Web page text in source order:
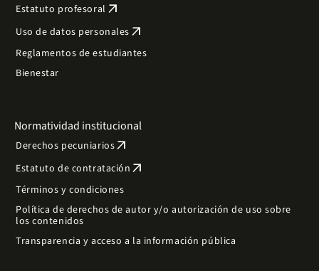
Estatuto profesoral arrow_outward
Uso de datos personales arrow_outward
Reglamentos de estudiantes
Bienestar
Normatividad institucional
Derechos pecuniariosarrow_outward
Estatuto de contratación arrow_outward
Términos y condiciones
Política de derechos de autor y/o autorización de uso sobre
los contenidos
Transparencia y acceso a la información pública